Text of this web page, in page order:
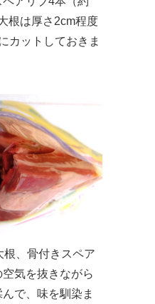
根は厚さ2cm程度
カットしておきま
、骨付きスペア
気を抜きながら
で、味を馴染ま